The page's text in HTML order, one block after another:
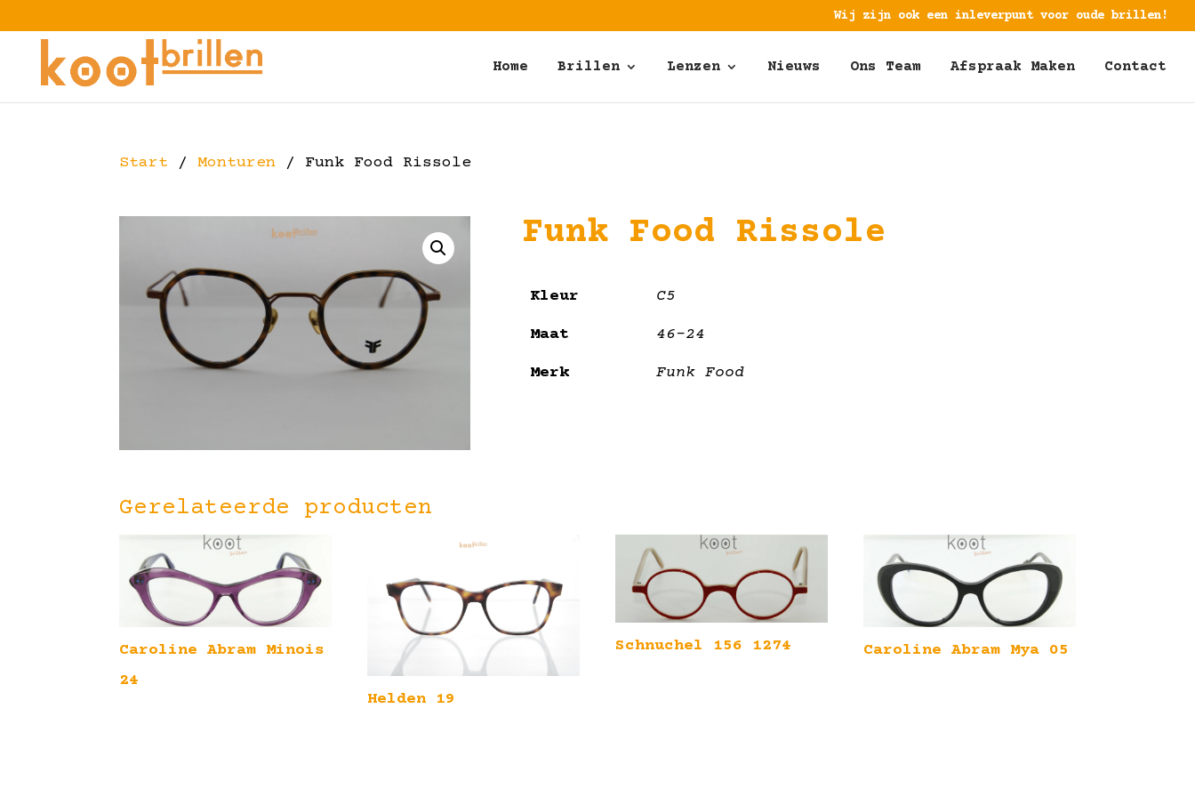
Wij zijn ook een inleverpunt voor oude brillen!
Home Brillen Lenzen Nieuws Ons Team Afspraak Maken Contact
Start /Monturen / Funk Food Rissole
Funk Food Rissole
Kleur C5
Maat 46-24
Merk Funk Food
Gerelateerde producten
Caroline Abram Minois
24
Helden 19
Schnuchel 156 1274 Caroline Abram Mya 05